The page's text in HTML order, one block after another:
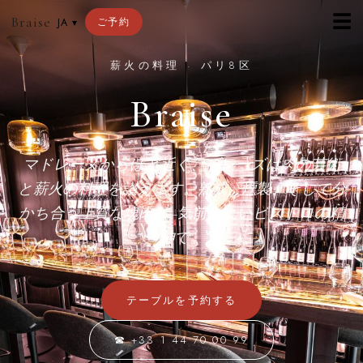
Braise JA ▾ ご予約 ☰
薪火の料理 · パリ8区
Braise
マドレーヌからほど近く、ブレーズは肉の芸術
と薪火の料理を讃えます。熟成、燻製、そして分
かち合う上質な塊肉——気前のよいビストロの精
神で。
テーブルを予約する
☎ +33 1 44 70 00 99